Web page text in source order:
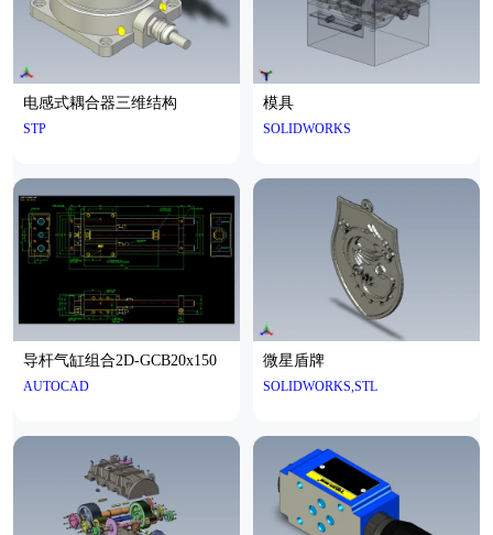
电感式耦合器三维结构
STP
模具
SOLIDWORKS
导杆气缸组合2D-GCB20x150
AUTOCAD
微星盾牌
SOLIDWORKS,STL